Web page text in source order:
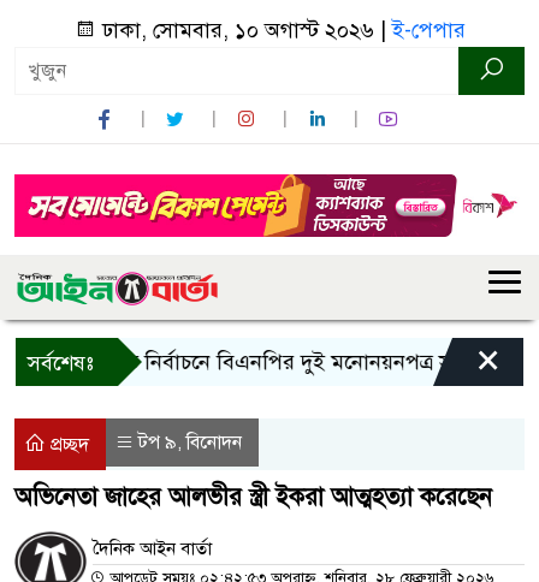
ঢাকা, সোমবার, ১০ অগাস্ট ২০২৬ |ই-পেপার
সর্বশেষঃ
রাষ্ট্রপতি নির্বাচনে বিএনপির দুই মনোনয়নপত্র সংগ্রহ ×
প্রচ্ছদ টপ ৯,বিনোদন
অভিনেতা জাহের আলভীর স্ত্রী ইকরা আত্মহত্যা করেছেন
দৈনিক আইন বার্তা
আপডেট সময়ঃ ০২:৪২:৫৩ অপরাহ্ন, শনিবার, ২৮ ফেব্রুয়ারী ২০২৬